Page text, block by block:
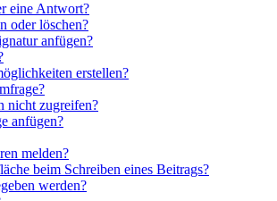
eine Antwort?
oder löschen?
anfügen?
erstellen?
nicht zugreifen?
anfügen?
melden?
beim Schreiben eines Beitrags?
werden?